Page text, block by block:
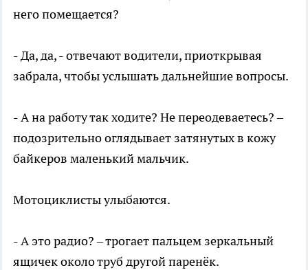
него помещается?
- Да, да, - отвечают водители, приоткрывая
забрала, чтобы услышать дальнейшие вопросы.
- А на работу так ходите? Не переодеваетесь? –
подозрительно оглядывает затянутых в кожу
байкеров маленький мальчик.
Мотоциклисты улыбаются.
- А это радио? – трогает пальцем зеркальный
ящичек около труб другой паренёк.